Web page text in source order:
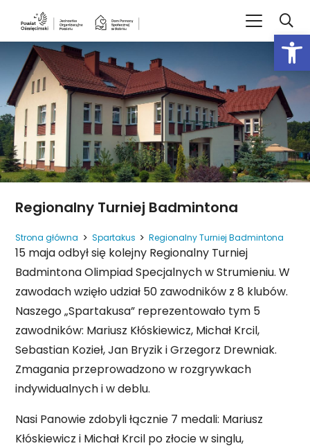
Regionalny Turniej Badmintona
Strona główna Spartakus Regionalny Turniej Badmintona
15 maja odbył się kolejny Regionalny Turniej
Badmintona Olimpiad Specjalnych w Strumieniu. W
zawodach wzięło udział 50 zawodników z 8 klubów.
Naszego „Spartakusa” reprezentowało tym 5
zawodników: Mariusz Kłóskiewicz, Michał Krcil,
Sebastian Kozieł, Jan Bryzik i Grzegorz Drewniak.
Zmagania przeprowadzono w rozgrywkach
indywidualnych i w deblu.
Nasi Panowie zdobyli łącznie 7 medali: Mariusz
Kłóskiewicz i Michał Krcil po złocie w singlu,